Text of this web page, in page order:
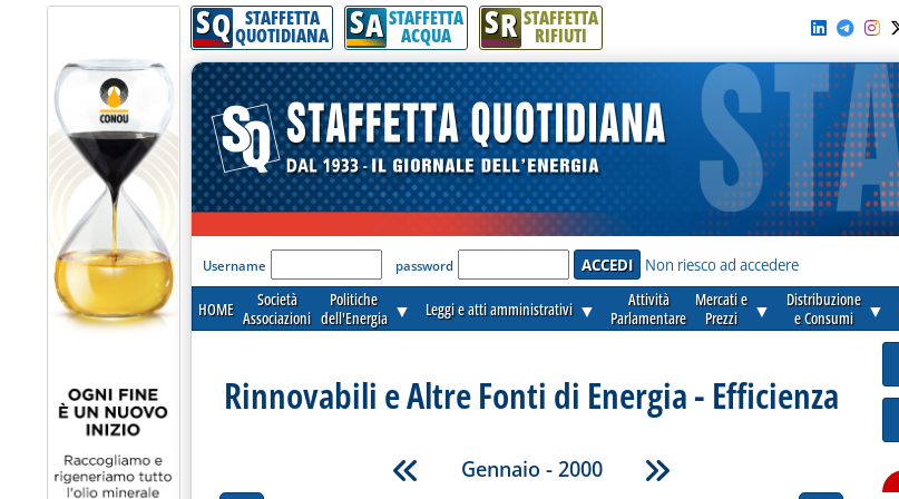
SQ STAFFETTA
QUOTIDIANA SA STAFFETTA
ACQUA SR STAFFETTA
RIFIUTI
'Modulo Login per accedere'
Username password Non riesco ad accedere
HOME
Società
Associazioni
Politiche
dell'Energia ▼ Leggi e atti amministrativi ▼
Attività
Parlamentare
Mercati e
Prezzi
▼
Distribuzione
e Consumi
▼
Rinnovabili e Altre Fonti di Energia - Efficienza
Gennaio - 2000